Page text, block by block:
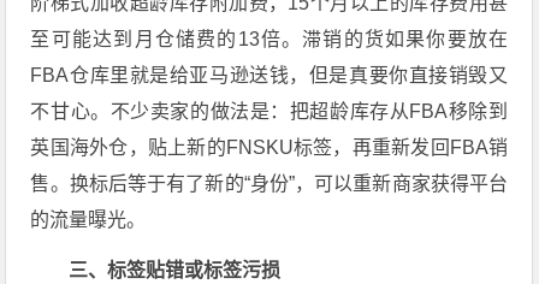
至可能达到月仓储费的13倍。滞销的货如果你要放在
FBA仓库里就是给亚马逊送钱，但是真要你直接销毁又
不甘心。不少卖家的做法是：把超龄库存从FBA移除到
英国海外仓，贴上新的FNSKU标签，再重新发回FBA销
售。换标后等于有了新的“身份”，可以重新商家获得平台
的流量曝光。
三、标签贴错或标签污损